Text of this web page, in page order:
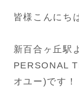
皆様こんにち
新百合ヶ丘駅
PERSONAL
オユー)です！